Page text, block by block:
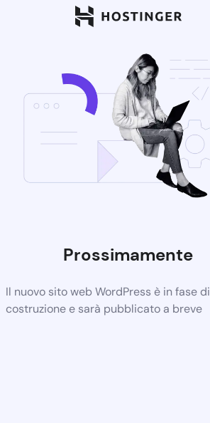
Prossimamente
Il nuovo sito web WordPress è in fase di
costruzione e sarà pubblicato a breve